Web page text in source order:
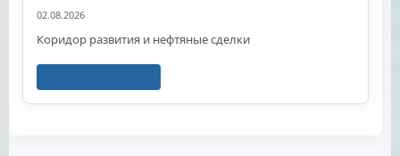
02.08.2026
Коридор развития и нефтяные сделки